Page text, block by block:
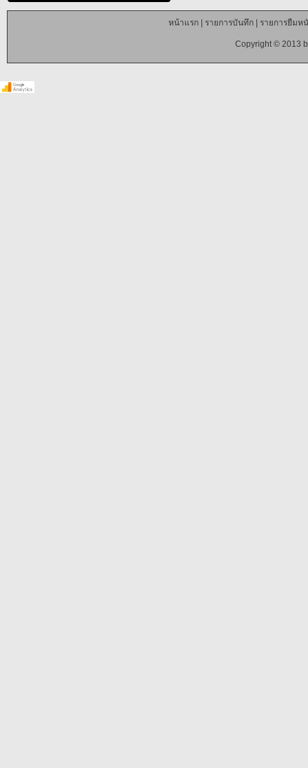
หน้าแรก| รายการบันทึก| รายการยืมห
Copyright © 2013